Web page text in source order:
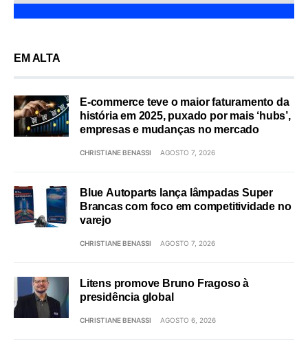
EM ALTA
E-commerce teve o maior faturamento da
história em 2025, puxado por mais ‘hubs’,
empresas e mudanças no mercado
CHRISTIANE BENASSI AGOSTO 7, 2026
Blue Autoparts lança lâmpadas Super
Brancas com foco em competitividade no
varejo
CHRISTIANE BENASSI AGOSTO 7, 2026
Litens promove Bruno Fragoso à
presidência global
CHRISTIANE BENASSI AGOSTO 6, 2026